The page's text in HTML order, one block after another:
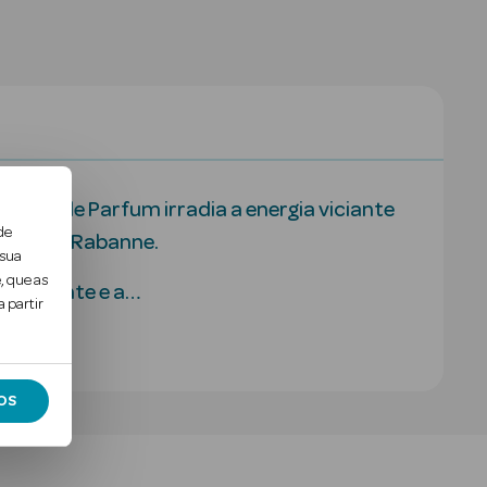
que as
partir
Eau de Parfum irradia a energia viciante
de Rabanne.
cintilante e a…